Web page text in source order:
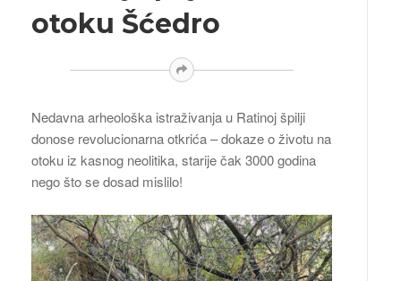
otoku Šćedro
Nedavna arheološka istraživanja u Ratinoj špilji
donose revolucionarna otkrića – dokaze o životu na
otoku iz kasnog neolitika, starije čak 3000 godina
nego što se dosad mislilo!